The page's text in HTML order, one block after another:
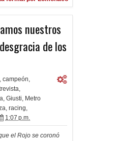
nuestros
de los
, campeón,
,
, Giusti, Metro
, racing,
1:07 p.m.
el Rojo se coronó